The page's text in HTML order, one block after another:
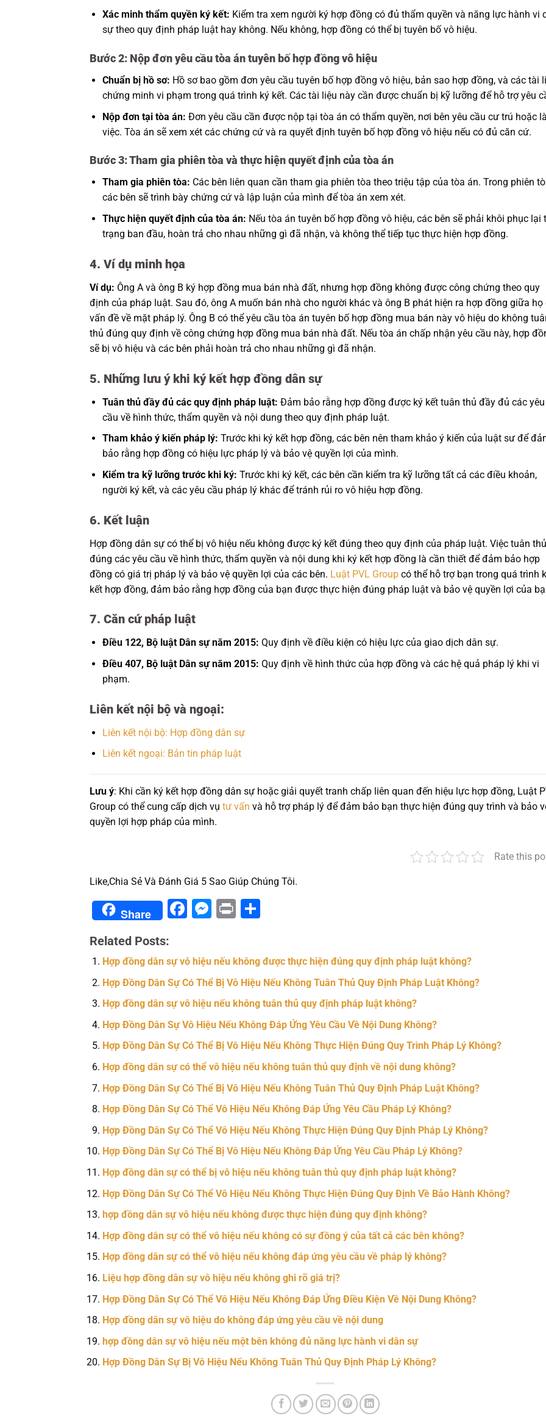
Xác minh thẩm quyền ký kết: Kiểm tra xem người ký hợp đồng có đủ thẩm quyền và năng lực hành vi
sự theo quy định pháp luật hay không. Nếu không, hợp đồng có thể bị tuyên bố vô hiệu.
Bước 2: Nộp đơn yêu cầu tòa án tuyên bố hợp đồng vô hiệu
Chuẩn bị hồ sơ: Hồ sơ bao gồm đơn yêu cầu tuyên bố hợp đồng vô hiệu, bản sao hợp đồng, và các tài
chứng minh vi phạm trong quá trình ký kết. Các tài liệu này cần được chuẩn bị kỹ lưỡng để hỗ trợ yêu
Nộp đơn tại tòa án: Đơn yêu cầu cần được nộp tại tòa án có thẩm quyền, nơi bên yêu cầu cư trú hoặc
việc. Tòa án sẽ xem xét các chứng cứ và ra quyết định tuyên bố hợp đồng vô hiệu nếu có đủ căn cứ.
Bước 3: Tham gia phiên tòa và thực hiện quyết định của tòa án
Tham gia phiên tòa: Các bên liên quan cần tham gia phiên tòa theo triệu tập của tòa án. Trong phiên
các bên sẽ trình bày chứng cứ và lập luận của mình để tòa án xem xét.
Thực hiện quyết định của tòa án: Nếu tòa án tuyên bố hợp đồng vô hiệu, các bên sẽ phải khôi phục lại
trạng ban đầu, hoàn trả cho nhau những gì đã nhận, và không thể tiếp tục thực hiện hợp đồng.
4. Ví dụ minh họa
Ví dụ: Ông A và ông B ký hợp đồng mua bán nhà đất, nhưng hợp đồng không được công chứng theo quy
định của pháp luật. Sau đó, ông A muốn bán nhà cho người khác và ông B phát hiện ra hợp đồng giữa họ
vấn đề về mặt pháp lý. Ông B có thể yêu cầu tòa án tuyên bố hợp đồng mua bán này vô hiệu do không
thủ đúng quy định về công chứng hợp đồng mua bán nhà đất. Nếu tòa án chấp nhận yêu cầu này, hợp
sẽ bị vô hiệu và các bên phải hoàn trả cho nhau những gì đã nhận.
5. Những lưu ý khi ký kết hợp đồng dân sự
Tuân thủ đầy đủ các quy định pháp luật: Đảm bảo rằng hợp đồng được ký kết tuân thủ đầy đủ các yêu
cầu về hình thức, thẩm quyền và nội dung theo quy định pháp luật.
Tham khảo ý kiến pháp lý: Trước khi ký kết hợp đồng, các bên nên tham khảo ý kiến của luật sư để
bảo rằng hợp đồng có hiệu lực pháp lý và bảo vệ quyền lợi của mình.
Kiểm tra kỹ lưỡng trước khi ký: Trước khi ký kết, các bên cần kiểm tra kỹ lưỡng tất cả các điều khoản,
người ký kết, và các yêu cầu pháp lý khác để tránh rủi ro vô hiệu hợp đồng.
6. Kết luận
Hợp đồng dân sự có thể bị vô hiệu nếu không được ký kết đúng theo quy định của pháp luật. Việc tuân thủ
đúng các yêu cầu về hình thức, thẩm quyền và nội dung khi ký kết hợp đồng là cần thiết để đảm bảo hợp
đồng có giá trị pháp lý và bảo vệ quyền lợi của các bên. Luật PVL Group có thể hỗ trợ bạn trong quá trình
kết hợp đồng, đảm bảo rằng hợp đồng của bạn được thực hiện đúng pháp luật và bảo vệ quyền lợi của
7. Căn cứ pháp luật
Điều 122, Bộ luật Dân sự năm 2015: Quy định về điều kiện có hiệu lực của giao dịch dân sự.
Điều 407, Bộ luật Dân sự năm 2015: Quy định về hình thức của hợp đồng và các hệ quả pháp lý khi vi
phạm.
Liên kết nội bộ và ngoại:
Liên kết nội bộ: Hợp đồng dân sự
Liên kết ngoại: Bản tin pháp luật
Lưu ý: Khi cần ký kết hợp đồng dân sự hoặc giải quyết tranh chấp liên quan đến hiệu lực hợp đồng, Luật
Group có thể cung cấp dịch vụ tư vấn và hỗ trợ pháp lý để đảm bảo bạn thực hiện đúng quy trình và bảo
quyền lợi hợp pháp của mình.
Rate this
Like,Chia Sẻ Và Đánh Giá 5 Sao Giúp Chúng Tôi.
Share Facebook
Messenger
Print
Related Posts:
Hợp đồng dân sự vô hiệu nếu không được thực hiện đúng quy định pháp luật không?
Hợp Đồng Dân Sự Có Thể Bị Vô Hiệu Nếu Không Tuân Thủ Quy Định Pháp Luật Không?
Hợp đồng dân sự vô hiệu nếu không tuân thủ quy định pháp luật không?
Hợp Đồng Dân Sự Vô Hiệu Nếu Không Đáp Ứng Yêu Cầu Về Nội Dung Không?
Hợp Đồng Dân Sự Có Thể Bị Vô Hiệu Nếu Không Thực Hiện Đúng Quy Trình Pháp Lý Không?
Hợp đồng dân sự có thể vô hiệu nếu không tuân thủ quy định về nội dung không?
Hợp Đồng Dân Sự Có Thể Bị Vô Hiệu Nếu Không Tuân Thủ Quy Định Pháp Luật Không?
Hợp Đồng Dân Sự Có Thể Vô Hiệu Nếu Không Đáp Ứng Yêu Cầu Pháp Lý Không?
Hợp Đồng Dân Sự Có Thể Vô Hiệu Nếu Không Thực Hiện Đúng Quy Định Pháp Lý Không?
Hợp Đồng Dân Sự Có Thể Bị Vô Hiệu Nếu Không Đáp Ứng Yêu Cầu Pháp Lý Không?
Hợp đồng dân sự có thể bị vô hiệu nếu không tuân thủ quy định pháp luật không?
Hợp Đồng Dân Sự Có Thể Vô Hiệu Nếu Không Thực Hiện Đúng Quy Định Về Bảo Hành Không?
hợp đồng dân sự vô hiệu nếu không được thực hiện đúng quy định không?
Hợp đồng dân sự có thể vô hiệu nếu không có sự đồng ý của tất cả các bên không?
Hợp đồng dân sự có thể vô hiệu nếu không đáp ứng yêu cầu về pháp lý không?
Liệu hợp đồng dân sự vô hiệu nếu không ghi rõ giá trị?
Hợp Đồng Dân Sự Có Thể Vô Hiệu Nếu Không Đáp Ứng Điều Kiện Về Nội Dung Không?
Hợp đồng dân sự vô hiệu do không đáp ứng yêu cầu về nội dung
hợp đồng dân sự vô hiệu nếu một bên không đủ năng lực hành vi dân sự
Hợp Đồng Dân Sự Bị Vô Hiệu Nếu Không Tuân Thủ Quy Định Pháp Lý Không?